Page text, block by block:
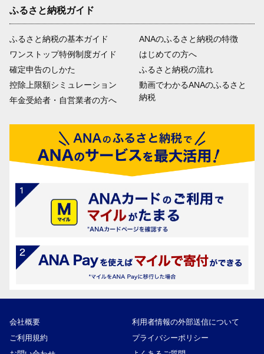
ふるさと納税ガイド
ふるさと納税の基本ガイド
ワンストップ特例制度ガイド
確定申告のしかた
控除上限額シミュレーション
年金受給者・自営業者の方へ
ANAのふるさと納税の特徴
はじめての方へ
ふるさと納税の流れ
動画でわかるANAのふるさと
納税
会社概要
利用者情報の外部送信について
ご利用規約
プライバシーポリシー